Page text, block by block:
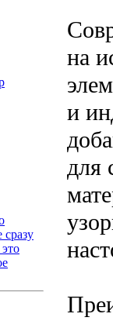
сразу
на
и
для